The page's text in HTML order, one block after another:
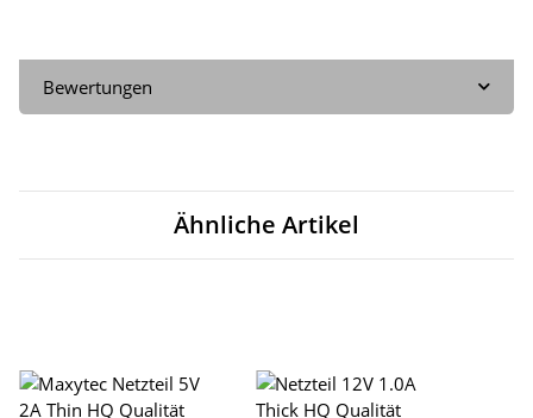
Bewertungen
Ähnliche Artikel